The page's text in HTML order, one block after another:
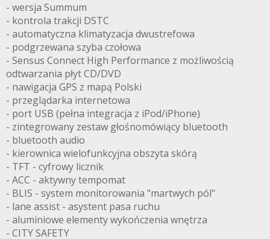
- wersja Summum
- kontrola trakcji DSTC
- automatyczna klimatyzacja dwustrefowa
- podgrzewana szyba czołowa
- Sensus Connect High Performance z możliwością
odtwarzania płyt CD/DVD
- nawigacja GPS z mapą Polski
- przeglądarka internetowa
- port USB (pełna integracja z iPod/iPhone)
- zintegrowany zestaw głośnomówiący bluetooth
- bluetooth audio
- kierownica wielofunkcyjna obszyta skórą
- TFT - cyfrowy licznik
- ACC - aktywny tempomat
- BLIS - system monitorowania "martwych pól"
- lane assist - asystent pasa ruchu
- aluminiowe elementy wykończenia wnętrza
- CITY SAFETY